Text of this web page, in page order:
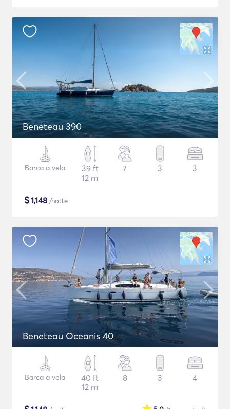
Beneteau 390
Barca a vela
39 ft
12 m
7 3 3
$1,148 /notte
Beneteau Oceanis 40
Barca a vela
40 ft
12 m
8 3 4